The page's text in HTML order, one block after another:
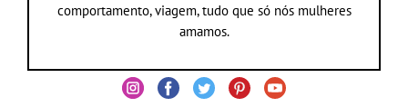
comportamento, viagem, tudo que só nós mulheres
amamos.